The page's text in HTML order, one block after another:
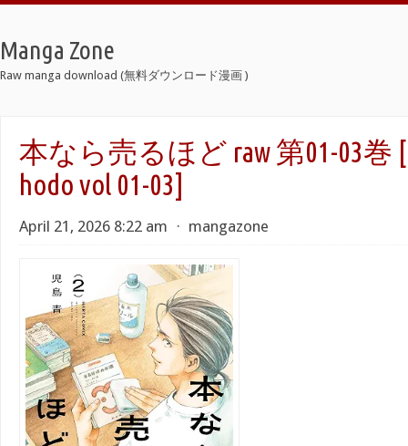
Manga Zone
Raw manga download (無料ダウンロード漫画 )
本なら売るほど raw 第01-03巻
hodo vol 01-03]
April 21, 2026 8:22 am ⋅ mangazone